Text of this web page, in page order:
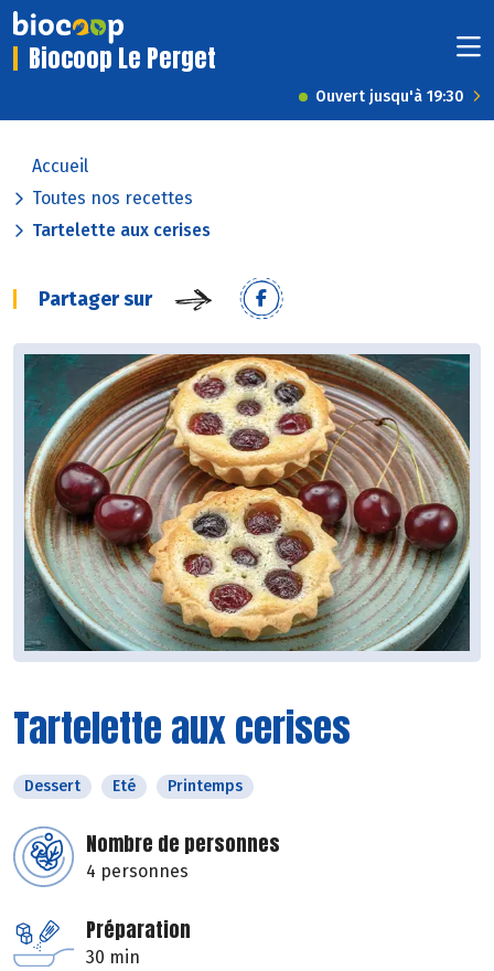
Biocoop Le Perget
Ouvert jusqu'à 19:30
Accueil
Toutes nos recettes
Tartelette aux cerises
Partager sur
Tartelette aux cerises
Dessert Eté Printemps
Nombre de personnes
4 personnes
Préparation
30 min